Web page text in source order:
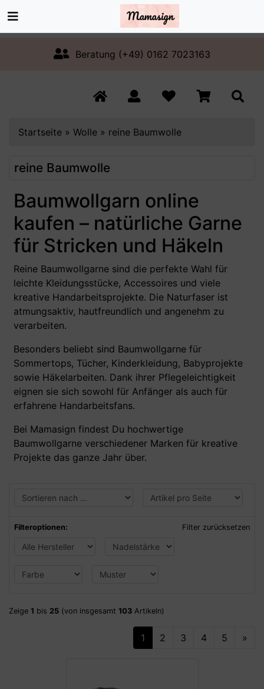
Beratung (+49) 0162 7023163
Startseite » Wolle » reine Baumwolle
reine Baumwolle
Baumwollgarn online
kaufen – natürliche Garne
für Stricken und Häkeln
Reine Baumwollgarne sind die perfekte Wahl für
leichte Kleidungsstücke, Accessoires und viele
kreative Handarbeitsprojekte. Die Naturfaser ist
atmungsaktiv, hautfreundlich und angenehm zu
verarbeiten.
Besonders beliebt sind Baumwollgarne für
Sommertops, Tücher, Kinderkleidung, Babyprojekte
sowie Häkelarbeiten. Dank ihrer Pflegeleichtigkeit
eignen sie sich sowohl für Anfänger als auch für
erfahrene Handarbeitsfans.
Bei Mamasign findest Du hochwertige
Baumwollgarne verschiedener Marken für kreative
Projekte das ganze Jahr über.
Filteroptionen: Filter zurücksetzen
Zeige 1 bis 25 (von insgesamt 103 Artikeln)
1 2 3 4 5 »